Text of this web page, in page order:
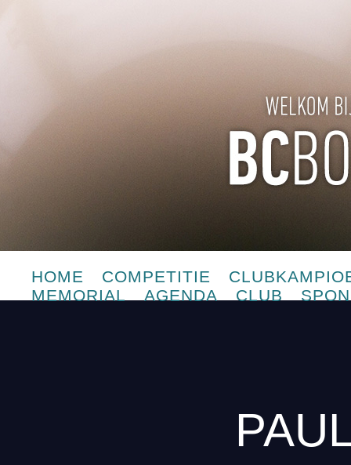
HOME COMPETITIE
MEMORIAL
AGENDA CLUB